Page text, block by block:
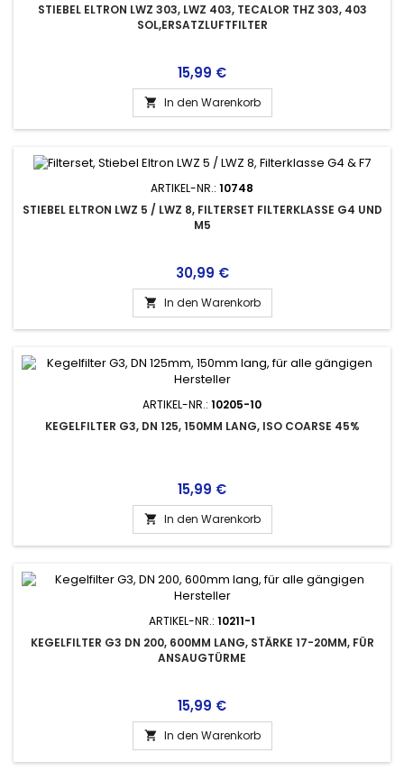
STIEBEL ELTRON LWZ 303, LWZ 403, TECALOR THZ 303, 403
SOL,ERSATZLUFTFILTER
Preis
15,99 €
 In den Warenkorb
ARTIKEL-NR.: 10748
STIEBEL ELTRON LWZ 5 / LWZ 8, FILTERSET FILTERKLASSE G4 UND
M5
Preis
30,99 €
 In den Warenkorb
ARTIKEL-NR.: 10205-10
KEGELFILTER G3, DN 125, 150MM LANG, ISO COARSE 45%
Preis
15,99 €
 In den Warenkorb
ARTIKEL-NR.: 10211-1
KEGELFILTER G3 DN 200, 600MM LANG, STÄRKE 17-20MM, FÜR
ANSAUGTÜRME
Preis
15,99 €
 In den Warenkorb